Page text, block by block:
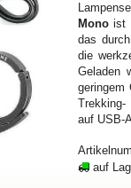
Mono ist
das
die
Geladen
geringem
Trekking-
auf USB-
auf